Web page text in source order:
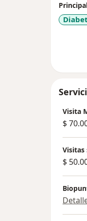
Visita
$
Visitas
$